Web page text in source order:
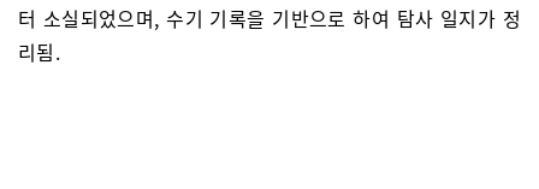
터 소실되었으며, 수기 기록을 기반으로 하여 탐사 일지가 정
리됨.